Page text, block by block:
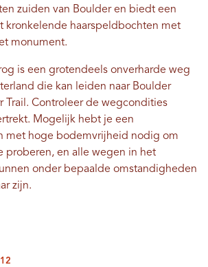
zuiden van Boulder en biedt een
kronkelende haarspeldbochten met
monument.
is een grotendeels onverharde weg
die kan leiden naar Boulder
Trail. Controleer de wegcondities
Mogelijk hebt je een
met hoge bodemvrijheid nodig om
proberen, en alle wegen in het
onder bepaalde omstandigheden
zijn.